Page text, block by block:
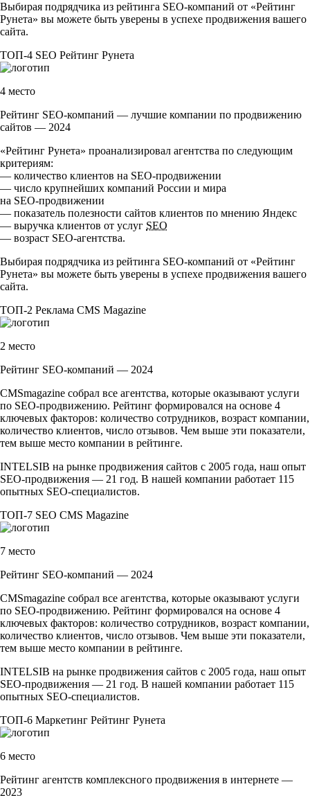
Выбирая подрядчика из рейтинга SEO-компаний от «Рейтинг
Рунета» вы можете быть уверены в успехе продвижения вашего
сайта.
ТОП-4 SEO Рейтинг Рунета
4 место
Рейтинг SEO-компаний — лучшие компании по продвижению
сайтов — 2024
«Рейтинг Рунета» проанализировал агентства по следующим
критериям:
— количество клиентов на SEO-продвижении
— число крупнейших компаний России и мира
на SEO-продвижении
— показатель полезности сайтов клиентов по мнению Яндекс
— выручка клиентов от услуг SEO
— возраст SEO-агентства.
Выбирая подрядчика из рейтинга SEO-компаний от «Рейтинг
Рунета» вы можете быть уверены в успехе продвижения вашего
сайта.
ТОП-2 Реклама CMS Magazine
2 место
Рейтинг SEO-компаний — 2024
CMSmagazine собрал все агентства, которые оказывают услуги
по SEO-продвижению. Рейтинг формировался на основе 4
ключевых факторов: количество сотрудников, возраст компании,
количество клиентов, число отзывов. Чем выше эти показатели,
тем выше место компании в рейтинге.
INTELSIB на рынке продвижения сайтов с 2005 года, наш опыт
SEO-продвижения — 21 год. В нашей компании работает 115
опытных SEO-специалистов.
ТОП-7 SEO CMS Magazine
7 место
Рейтинг SEO-компаний — 2024
CMSmagazine собрал все агентства, которые оказывают услуги
по SEO-продвижению. Рейтинг формировался на основе 4
ключевых факторов: количество сотрудников, возраст компании,
количество клиентов, число отзывов. Чем выше эти показатели,
тем выше место компании в рейтинге.
INTELSIB на рынке продвижения сайтов с 2005 года, наш опыт
SEO-продвижения — 21 год. В нашей компании работает 115
опытных SEO-специалистов.
ТОП-6 Маркетинг Рейтинг Рунета
6 место
Рейтинг агентств комплексного продвижения в интернете —
2023